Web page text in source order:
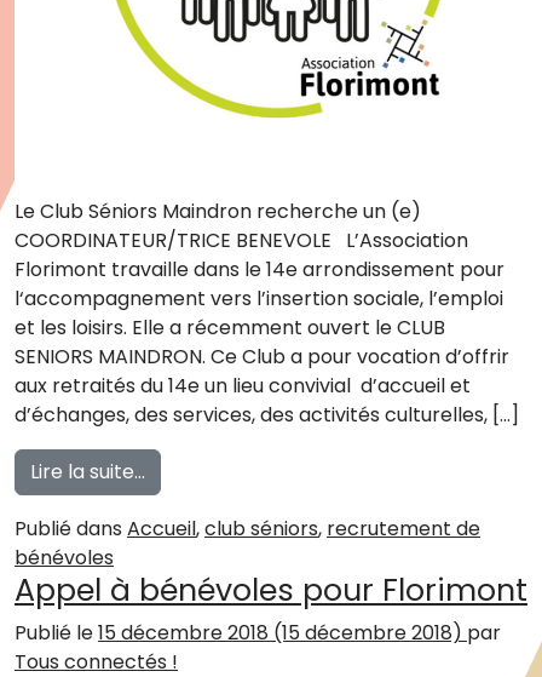
Le Club Séniors Maindron recherche un (e)
COORDINATEUR/TRICE BENEVOLE L’Association
Florimont travaille dans le 14e arrondissement pour
l‘accompagnement vers l’insertion sociale, l’emploi
et les loisirs. Elle a récemment ouvert le CLUB
SENIORS MAINDRON. Ce Club a pour vocation d’offrir
aux retraités du 14e un lieu convivial d’accueil et
d’échanges, des services, des activités culturelles, […]
Lire la suite…
Publié dans Accueil,club séniors, recrutement de
bénévoles
Appel à bénévoles pour Florimont
Publié le15 décembre 2018 (15 décembre 2018) par
Tous connectés !